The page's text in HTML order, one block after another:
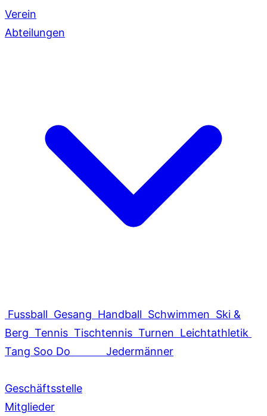
Verein
Abteilungen
Fussball Gesang Handball Schwimmen Ski &
Berg Tennis Tischtennis Turnen Leichtathletik
Tang Soo Do
Jedermänner
Geschäftsstelle
Mitglieder